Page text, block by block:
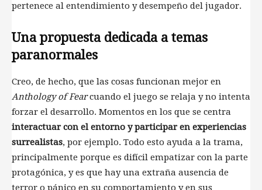
pertenece al entendimiento y desempeño del jugador.
Una propuesta dedicada a temas
paranormales
Creo, de hecho, que las cosas funcionan mejor en
Anthology of Fearcuando el juego se relaja y no intenta
forzar el desarrollo. Momentos en los que se centra
interactuar con el entorno y participar en experiencias
surrealistas, por ejemplo. Todo esto ayuda a la trama,
principalmente porque es difícil empatizar con la parte
protagónica, y es que hay una extraña ausencia de
terror o pánico en su comportamiento y en sus